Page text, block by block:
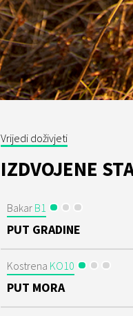
Vrijedi doživjeti
IZDVOJENE
Bakar B1
PUT GRADINE
Kostrena KO10
PUT MORA